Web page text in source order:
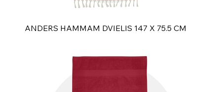
ANDERS HAMMAM DVIELIS 147 X 75.5 CM